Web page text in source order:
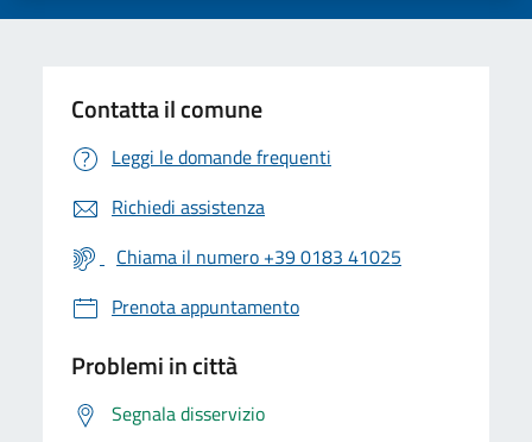
Contatta il comune
Leggi le domande frequenti
Richiedi assistenza
Chiama il numero +39 0183 41025
Prenota appuntamento
Problemi in città
Segnala disservizio